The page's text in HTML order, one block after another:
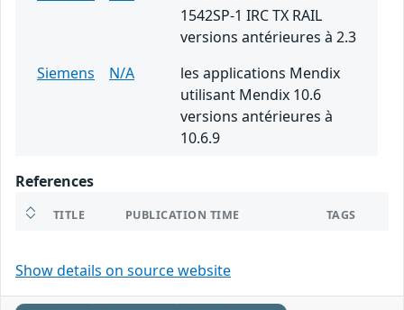
1542SP-1 IRC TX RAIL
versions antérieures à 2.3
Siemens
N/A
les applications Mendix
utilisant Mendix 10.6
versions antérieures à
10.6.9
References
TITLE PUBLICATION TIME TAGS
Show details on source website